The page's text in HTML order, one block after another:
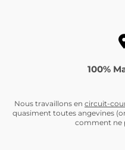
100%
Nous travaillons en circuit-
quasiment toutes angevines
comment ne